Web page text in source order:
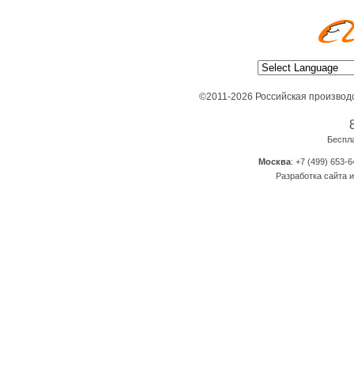
©2011-2026 Российская
Москва: +7 (499) 653-
Разработка сайта